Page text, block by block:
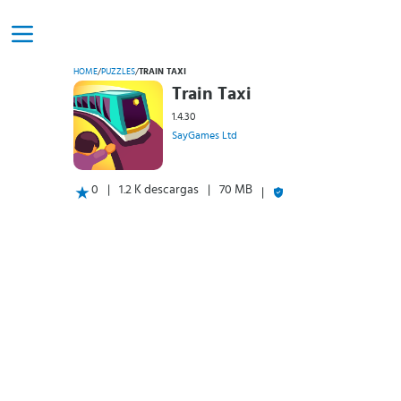
HOME/PUZZLES/TRAIN TAXI
Train Taxi
1.4.30
SayGames Ltd
0 1.2 K descargas 70 MB